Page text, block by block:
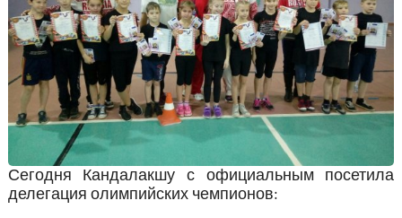
Сегодня Кандалакшу с официальным посетила
делегация олимпийских чемпионов: